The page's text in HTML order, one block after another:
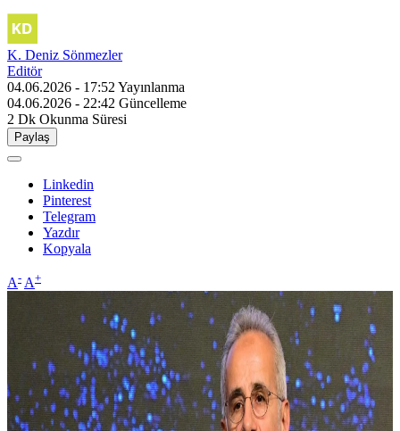
K. Deniz Sönmezler
Editör
04.06.2026 - 17:52 Yayınlanma
04.06.2026 - 22:42 Güncelleme
2 Dk Okunma Süresi
Paylaş
Linkedin
Pinterest
Telegram
Yazdır
Kopyala
A- A+